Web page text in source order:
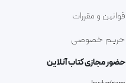
قوانین و مقررات
حریم خصوصی
حضور مجازی کتاب آنلاین